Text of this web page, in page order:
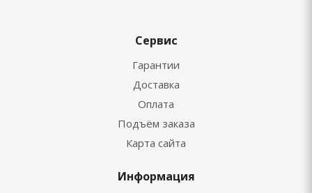
Сервис
Гарантии
Доставка
Оплата
Подъём заказа
Карта сайта
Информация